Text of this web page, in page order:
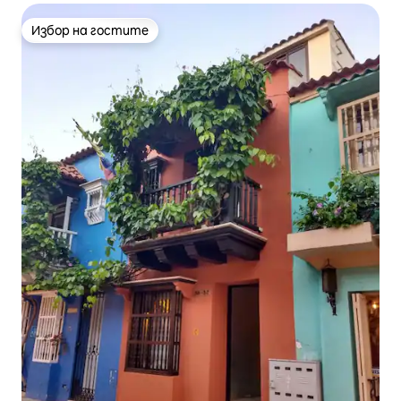
Избор на гостите
Избор на гостите